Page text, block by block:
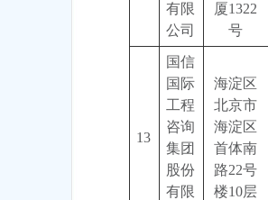
有限
公司
厦1322
号
13
国信
国际
工程
咨询
集团
股份
有限
海淀区
北京市
海淀区
首体南
路22号
楼10层